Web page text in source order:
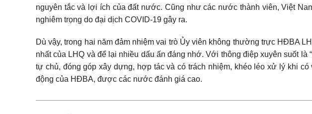
nguyên tắc và lợi ích của đất nước. Cũng như các nước thành viên, Việt
nghiêm trọng do đại dịch COVID-19 gây ra.
Dù vậy, trong hai năm đảm nhiệm vai trò Ủy viên không thường trực HĐBA
nhất của LHQ và để lại nhiều dấu ấn đáng nhớ. Với thông điệp xuyên suốt
tự chủ, đóng góp xây dựng, hợp tác và có trách nhiệm, khéo léo xử lý khi
động của HĐBA, được các nước đánh giá cao.